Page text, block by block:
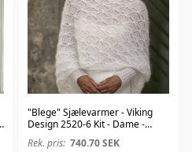
"Blege" Sjælevarmer - Viking
Design 2520-6 Kit - Dame -
Viking Kid-Silk
Rek. pris: 740.70SEK